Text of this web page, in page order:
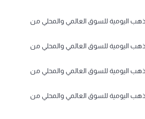
اليومية للسوق العالمي والمحلي من
اليومية للسوق العالمي والمحلي من
اليومية للسوق العالمي والمحلي من
اليومية للسوق العالمي والمحلي من